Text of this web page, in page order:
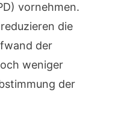
vornehmen.
die
der
weniger
der